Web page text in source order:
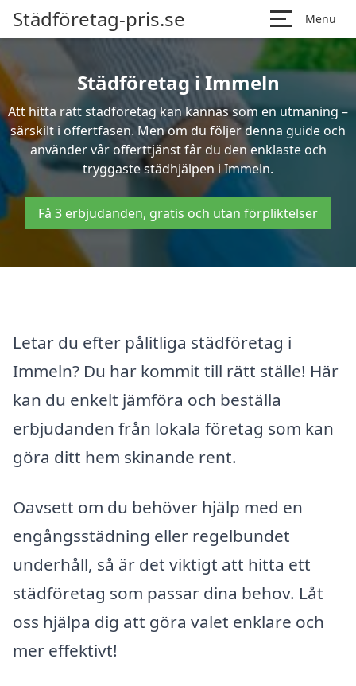
Städföretag-pris.se Menu
Städföretag i Immeln
Att hitta rätt städföretag kan kännas som en utmaning –
särskilt i offertfasen. Men om du följer denna guide och
använder vår offerttjänst får du den enklaste och
tryggaste städhjälpen i Immeln.
Få 3 erbjudanden, gratis och utan förpliktelser
Letar du efter pålitliga städföretag i
Immeln? Du har kommit till rätt ställe! Här
kan du enkelt jämföra och beställa
erbjudanden från lokala företag som kan
göra ditt hem skinande rent.
Oavsett om du behöver hjälp med en
engångsstädning eller regelbundet
underhåll, så är det viktigt att hitta ett
städföretag som passar dina behov. Låt
oss hjälpa dig att göra valet enklare och
mer effektivt!